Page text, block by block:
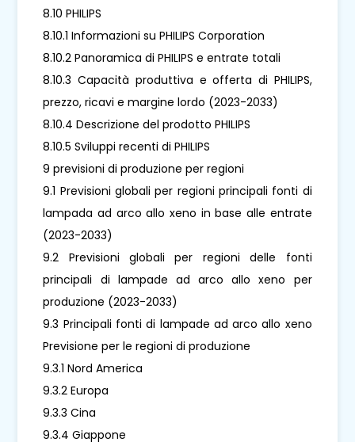
8.10 PHILIPS
8.10.1 Informazioni su PHILIPS Corporation
8.10.2 Panoramica di PHILIPS e entrate totali
8.10.3 Capacità produttiva e offerta di PHILIPS,
prezzo, ricavi e margine lordo (2023-2033)
8.10.4 Descrizione del prodotto PHILIPS
8.10.5 Sviluppi recenti di PHILIPS
9 previsioni di produzione per regioni
9.1 Previsioni globali per regioni principali fonti di
lampada ad arco allo xeno in base alle entrate
(2023-2033)
9.2 Previsioni globali per regioni delle fonti
principali di lampade ad arco allo xeno per
produzione (2023-2033)
9.3 Principali fonti di lampade ad arco allo xeno
Previsione per le regioni di produzione
9.3.1 Nord America
9.3.2 Europa
9.3.3 Cina
9.3.4 Giappone